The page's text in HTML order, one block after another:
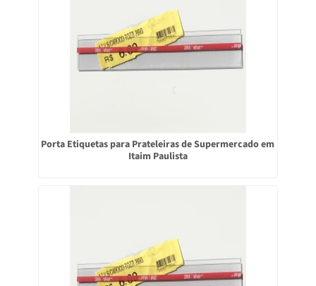
Porta Etiquetas para Prateleiras de Supermercado em
Itaim Paulista